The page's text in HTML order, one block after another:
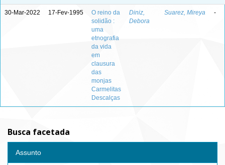
30-Mar-2022 17-Fev-1995
O reino da
solidão :
uma
etnografia
da vida
em
clausura
das
monjas
Carmelitas
Descalças
Diniz,
Debora
Suarez, Mireya -
Busca facetada
Assunto